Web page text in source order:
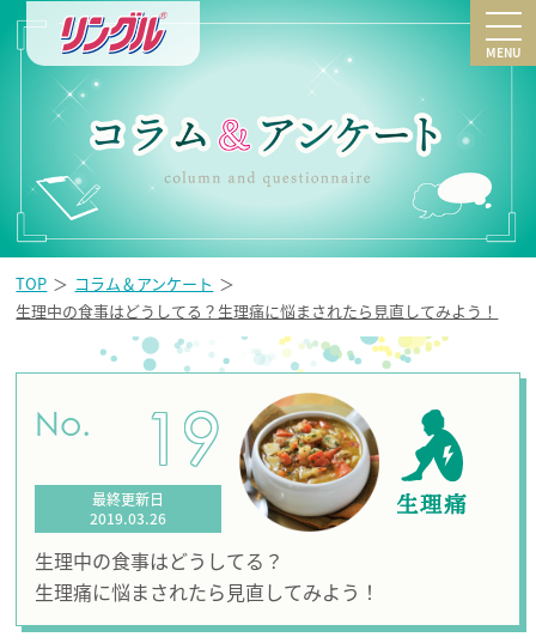
MENU
TOP
コラム＆アンケート
生理中の食事はどうしてる？生理痛に悩まされたら見直してみよう！
No. 19
最終更新日
2019.03.26
生理中の食事はどうしてる？
生理痛に悩まされたら見直してみよう！